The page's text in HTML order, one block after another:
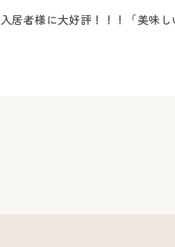
入居者様に大好評！！！「美味